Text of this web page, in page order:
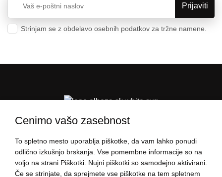
Strinjam se z obdelavo osebnih podatkov za tržne namene.
PODATKI O NAKUPU
Cenimo vašo zasebnost
To spletno mesto uporablja piškotke, da vam lahko ponudi
odlično izkušnjo brskanja. Vse pomembne informacije so na
voljo na strani Piškotki. Nujni piškotki so samodejno aktivirani.
Če se strinjate, da sprejmete vse piškotke na tem spletnem